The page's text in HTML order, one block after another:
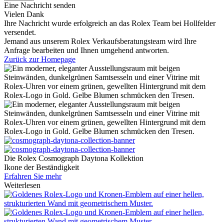
Eine Nachricht senden
Vielen Dank
Ihre Nachricht wurde erfolgreich an das Rolex Team bei Hollfelder
versendet.
Jemand aus unserem Rolex Verkaufsberatungsteam wird Ihre
Anfrage bearbeiten und Ihnen umgehend antworten.
Zurück zur Homepage
Die Rolex Cosmograph Daytona Kollektion
Ikone der Beständigkeit
Erfahren Sie mehr
Weiterlesen